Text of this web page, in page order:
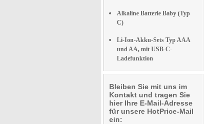
Alkaline Batterie Baby (Typ
C)
Li-Ion-Akku-Sets Typ AAA
und AA, mit USB-C-
Ladefunktion
Bleiben Sie mit uns im
Kontakt und tragen Sie
hier Ihre E-Mail-Adresse
für unsere HotPrice-Mail
ein: